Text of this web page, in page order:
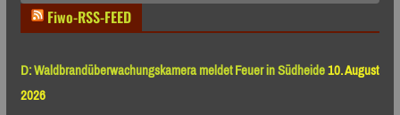
Fiwo-RSS-FEED
D: Waldbrandüberwachungskamera meldet Feuer in Südheide10. August
2026